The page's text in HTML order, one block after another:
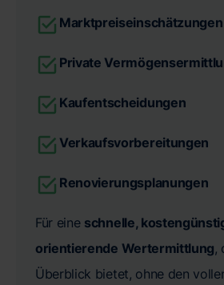
Marktpreiseinschätzungen
Private
Kaufentscheidungen
Verkaufsvorbereitungen
Renovierungsplanungen
Für eine schnelle,
orientierende Wertermittlung,
Überblick bietet, ohne den